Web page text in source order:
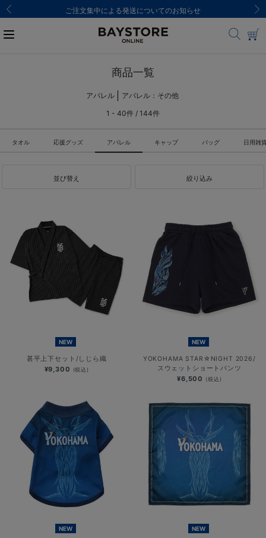
ご注文集中による発送についてのお知らせ
商品一覧
アパレル
アパレル：その他
1 - 40件 / 144件
タオル 応援グッズ アパレル キャップ バッグ 日用雑
並び替え 絞り込み
NEW
甚平上下セット/しじら織
¥9,300 (税込)
NEW
YOKOHAMA STAR☆NIGHT 2026/
スウェットショートパンツ
¥6,500 (税込)
NEW NEW